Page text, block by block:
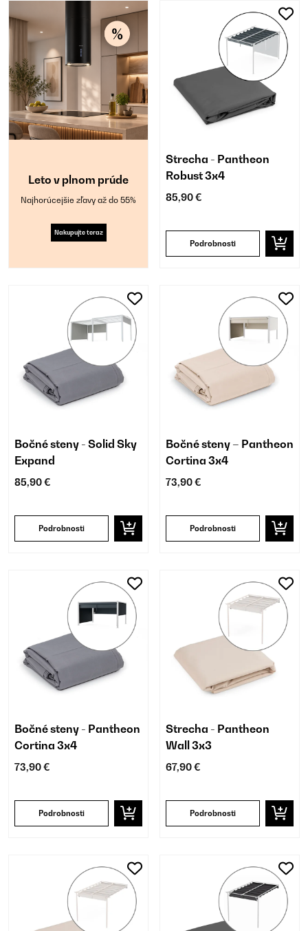
Leto v plnom prúde
Najhorúcejšie zľavy až do 55%
Nakupujte teraz
Strecha - Pantheon
Robust 3x4
85,90 €
Podrobnosti
Bočné steny - Solid Sky
Expand
85,90 €
Podrobnosti
Bočné steny – Pantheon
Cortina 3x4
73,90 €
Podrobnosti
Bočné steny - Pantheon
Cortina 3x4
73,90 €
Podrobnosti
Strecha - Pantheon
Wall 3x3
67,90 €
Podrobnosti